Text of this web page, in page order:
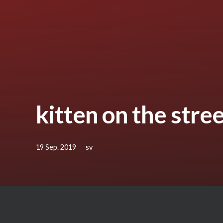
kitten on the
19 Sep. 2019 sv